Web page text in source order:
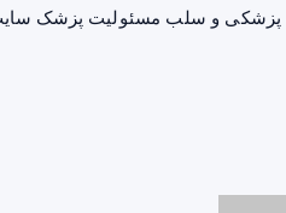
و سلب مسئولیت پزشک